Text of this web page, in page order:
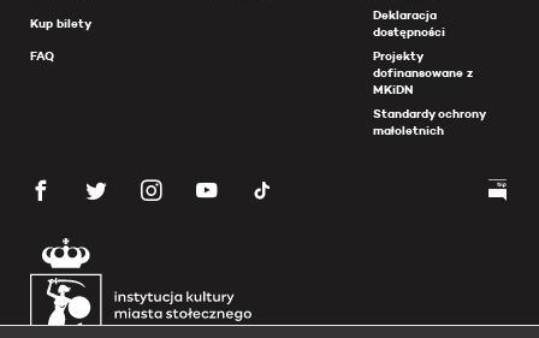
Kup bilety
FAQ
Deklaracja
dostępności
Projekty
dofinansowane z
MKiDN
Standardy ochrony
małoletnich